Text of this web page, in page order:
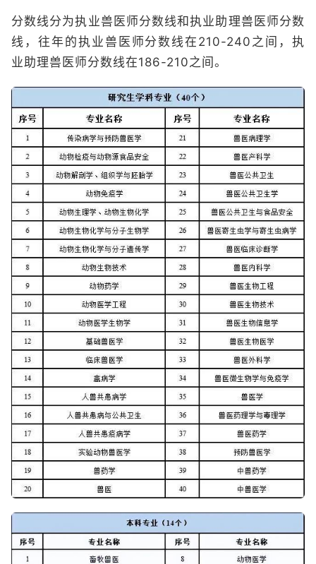
分数线分为执业兽医师分数线和执业助理兽医师分数
线，往年的执业兽医师分数线在210-240之间，执
业助理兽医师分数线在186-210之间。